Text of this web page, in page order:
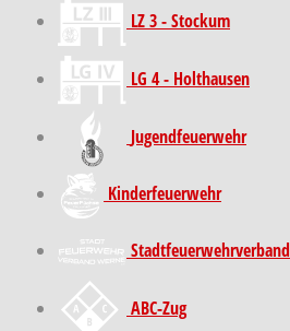
LZ 3 - Stockum
LG 4 - Holthausen
Jugendfeuerwehr
Kinder­feuer­wehr
Stadt­feuer­wehr­verband
ABC-Zug